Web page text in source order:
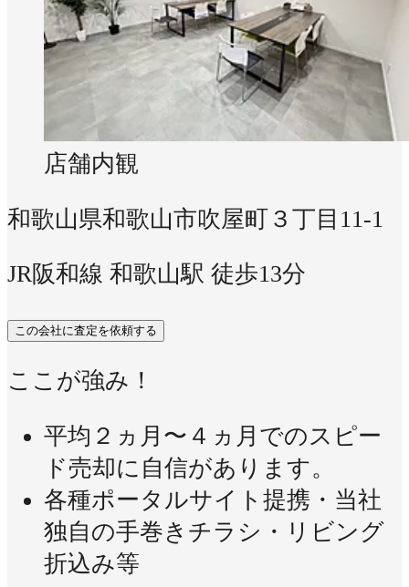
店舗内観
和歌山県和歌山市吹屋町３丁目11-1
JR阪和線 和歌山駅 徒歩13分
この会社に査定を依頼する
ここが強み！
平均２ヵ月〜４ヵ月でのスピー
ド売却に自信があります。
各種ポータルサイト提携・当社
独自の手巻きチラシ・リビング
折込み等